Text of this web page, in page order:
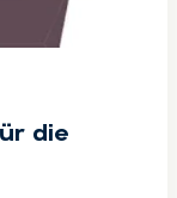
die